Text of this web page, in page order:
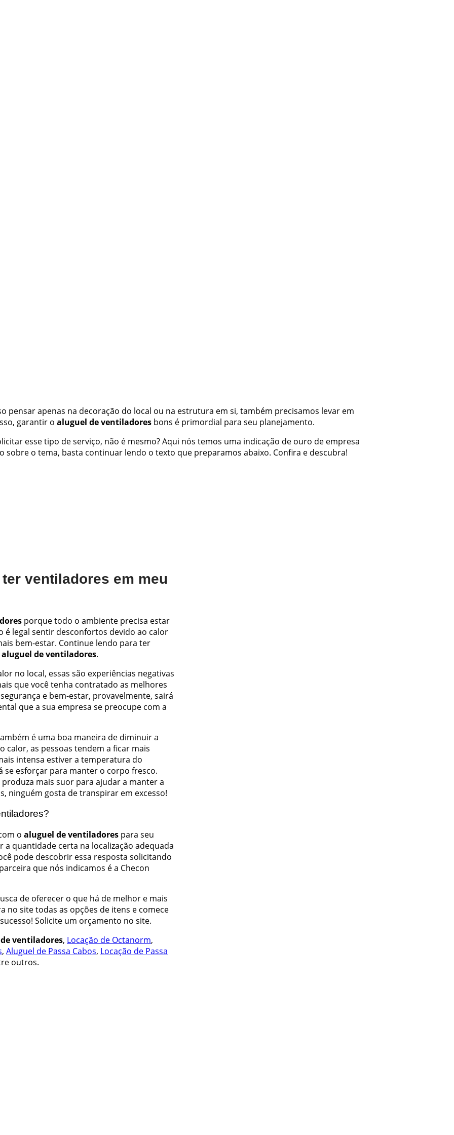
pensar apenas na decoração do local ou na estrutura em si, também precisamos levar em
garantir o aluguel de ventiladores bons é primordial para seu planejamento.
esse tipo de serviço, não é mesmo? Aqui nós temos uma indicação de ouro de empresa
sobre o tema, basta continuar lendo o texto que preparamos abaixo. Confira e descubra!
ventiladores em meu
porque todo o ambiente precisa estar
é legal sentir desconfortos devido ao calor
bem-estar. Continue lendo para ter
aluguel de ventiladores.
no local, essas são experiências negativas
que você tenha contratado as melhores
e bem-estar, provavelmente, sairá
que a sua empresa se preocupe com a
é uma boa maneira de diminuir a
calor, as pessoas tendem a ficar mais
intensa estiver a temperatura do
esforçar para manter o corpo fresco.
mais suor para ajudar a manter a
ninguém gosta de transpirar em excesso!
o aluguel de ventiladores para seu
a quantidade certa na localização adequada
pode descobrir essa resposta solicitando
que nós indicamos é a Checon
de oferecer o que há de melhor e mais
no site todas as opções de itens e comece
Solicite um orçamento no site.
ventiladores, Locação de Octanorm,
, Aluguel de Passa Cabos, Locação de Passa
outros.